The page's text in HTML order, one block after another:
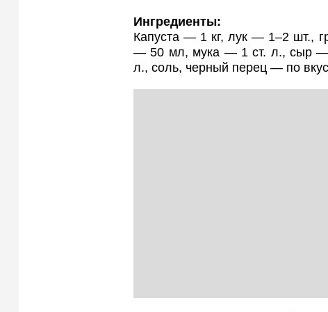
Ингредиенты:
Капуста — 1 кг, лук — 1–2 шт.,
— 50 мл, мука — 1 ст. л., сыр —
л., соль, черный перец — по